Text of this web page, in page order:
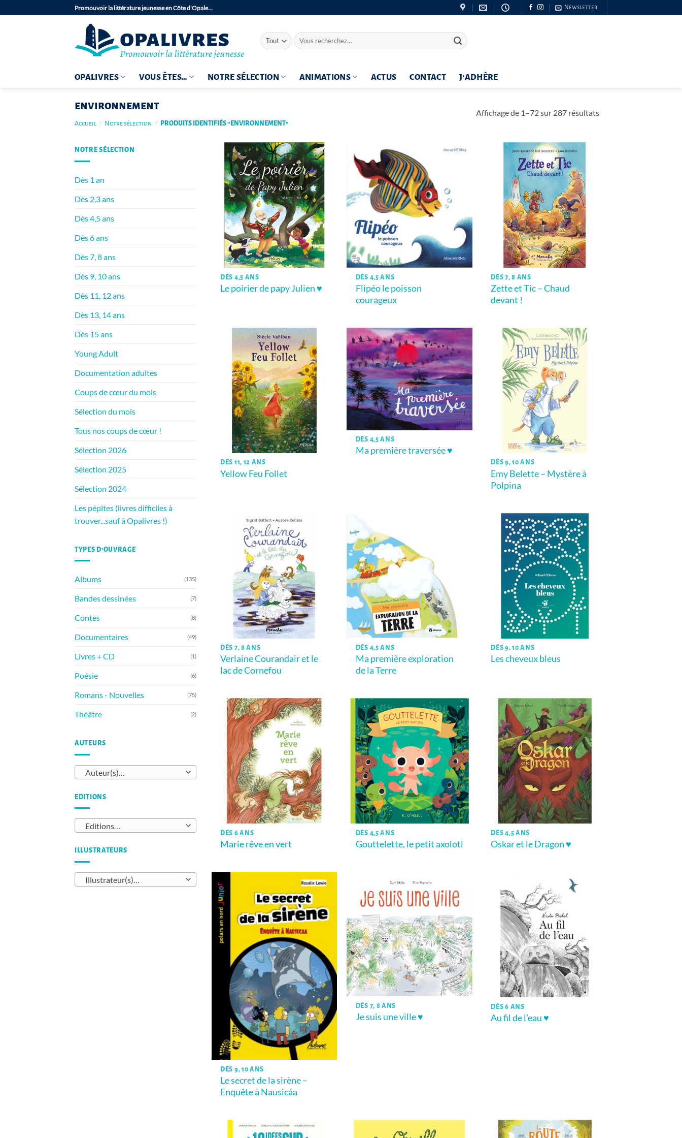
au
Promouvoir la littérature jeunesse en Côte d'Opale… Newsletter
Recherche
pour :
OPALIVRES VOUS ÊTES… NOTRE SÉLECTION ANIMATIONS ACTUS CONTACT J’ADHÈRE
environnement
Accueil / Notre sélection / PRODUITS IDENTIFIÉS “ENVIRONNEMENT”
Affichage de 1–72 sur 287 résultatsTrié
NOTRE SÉLECTION
Dès 1 an
Dès 2,3 ans
Dès 4,5 ans
Dès 6 ans
Dès 7, 8 ans
Dès 9, 10 ans
Dès 11, 12 ans
Dès 13, 14 ans
Dès 15 ans
Young Adult
Documentation adultes
Coups de cœur du mois
Sélection du mois
Tous nos coups de cœur !
Sélection 2026
Sélection 2025
Sélection 2024
Les pépites (livres difficiles à
trouver...sauf à Opalivres !)
TYPES D’OUVRAGE
Albums (135)
Bandes dessinées (7)
Contes (8)
Documentaires (49)
Livres + CD (1)
Poésie (6)
Romans - Nouvelles (75)
Théâtre (2)
AUTEURS
Auteur(s)…
EDITIONS
Editions…
ILLUSTRATEURS
Illustrateur(s)…
DÈS 4,5 ANS
Le poirier de papy Julien ♥
DÈS 4,5 ANS
Flipéo le poisson
courageux
DÈS 7, 8 ANS
Zette et Tic – Chaud
devant !
DÈS 11, 12 ANS
Yellow Feu Follet
DÈS 4,5 ANS
Ma première traversée ♥
DÈS 9, 10 ANS
Emy Belette – Mystère à
Polpina
DÈS 7, 8 ANS
Verlaine Courandair et le
lac de Cornefou
DÈS 4,5 ANS
Ma première exploration
de la Terre
DÈS 9, 10 ANS
Les cheveux bleus
DÈS 6 ANS
Marie rêve en vert
DÈS 4,5 ANS
Gouttelette, le petit axolotl
DÈS 4,5 ANS
Oskar et le Dragon ♥
DÈS 9, 10 ANS
Le secret de la sirène –
Enquête à Nausicáa
DÈS 7, 8 ANS
Je suis une ville ♥
DÈS 6 ANS
Au fil de l’eau ♥